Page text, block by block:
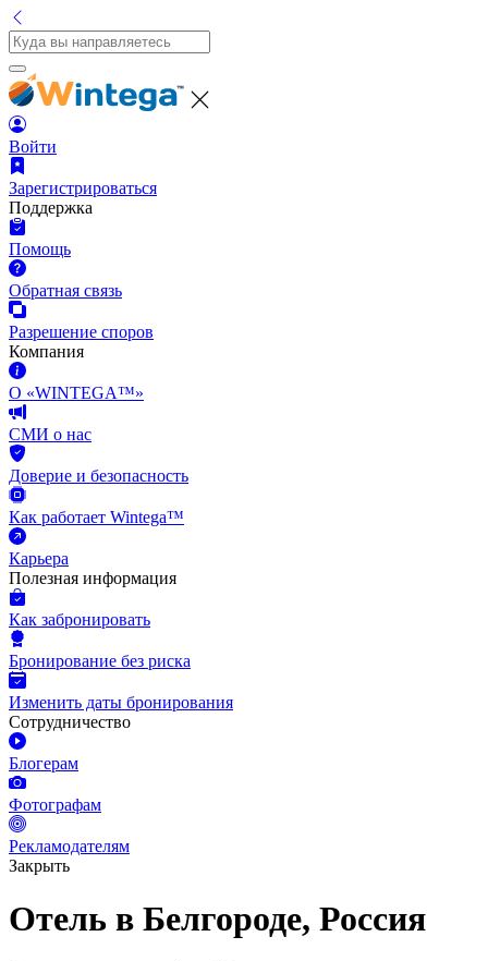
Войти
Зарегистрироваться
Поддержка
Помощь
Обратная связь
Разрешение споров
Компания
О «WINTEGA™»
СМИ о нас
Доверие и безопасность
Как работает Wintega™
Карьера
Полезная информация
Как забронировать
Бронирование без риска
Изменить даты бронирования
Сотрудничество
Блогерам
Фотографам
Рекламодателям
Закрыть
Отель в Белгороде, Россия